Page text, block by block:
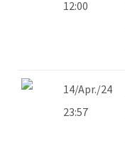
12:00
14/Apr./24
23:57